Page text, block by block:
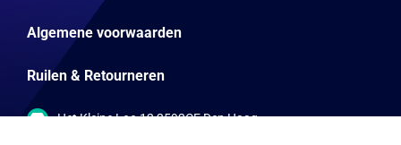
Algemene voorwaarden
Ruilen & Retourneren
Het Kleine Loo 12 2592CE Den Haag